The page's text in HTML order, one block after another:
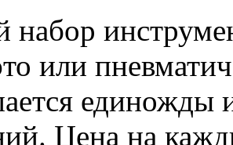
или
единожды
Цена на